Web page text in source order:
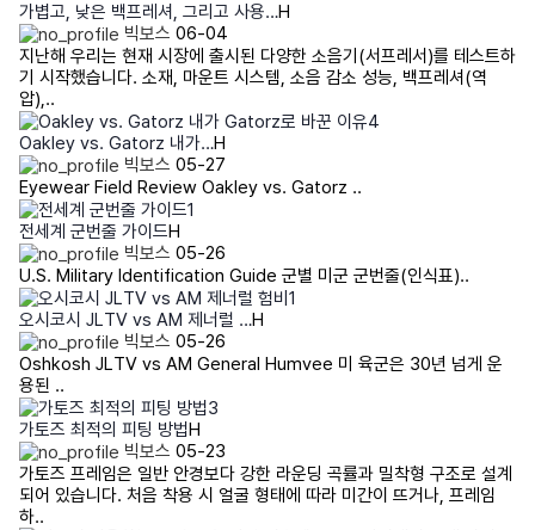
가볍고, 낮은 백프레셔, 그리고 사용…H
빅보스 06-04
지난해 우리는 현재 시장에 출시된 다양한 소음기(서프레서)를 테스트하
기 시작했습니다. 소재, 마운트 시스템, 소음 감소 성능, 백프레셔(역
압),..
Oakley vs. Gatorz 내가…H
빅보스 05-27
Eyewear Field Review Oakley vs. Gatorz ..
전세계 군번줄 가이드H
빅보스 05-26
U.S. Military Identification Guide 군별 미군 군번줄(인식표)..
오시코시 JLTV vs AM 제너럴 …H
빅보스 05-26
Oshkosh JLTV vs AM General Humvee 미 육군은 30년 넘게 운
용된 ..
가토즈 최적의 피팅 방법H
빅보스 05-23
가토즈 프레임은 일반 안경보다 강한 라운딩 곡률과 밀착형 구조로 설계
되어 있습니다. 처음 착용 시 얼굴 형태에 따라 미간이 뜨거나, 프레임
하..